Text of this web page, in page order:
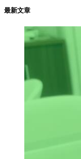
最新文章